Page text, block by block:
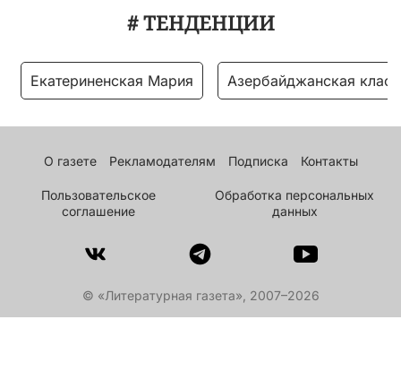
# ТЕНДЕНЦИИ
Екатериненская Мария Азербайджанская
О газете Рекламодателям Подписка Контакты
Пользовательское
соглашение
Обработка персональных
данных
© «Литературная газета», 2007–2026